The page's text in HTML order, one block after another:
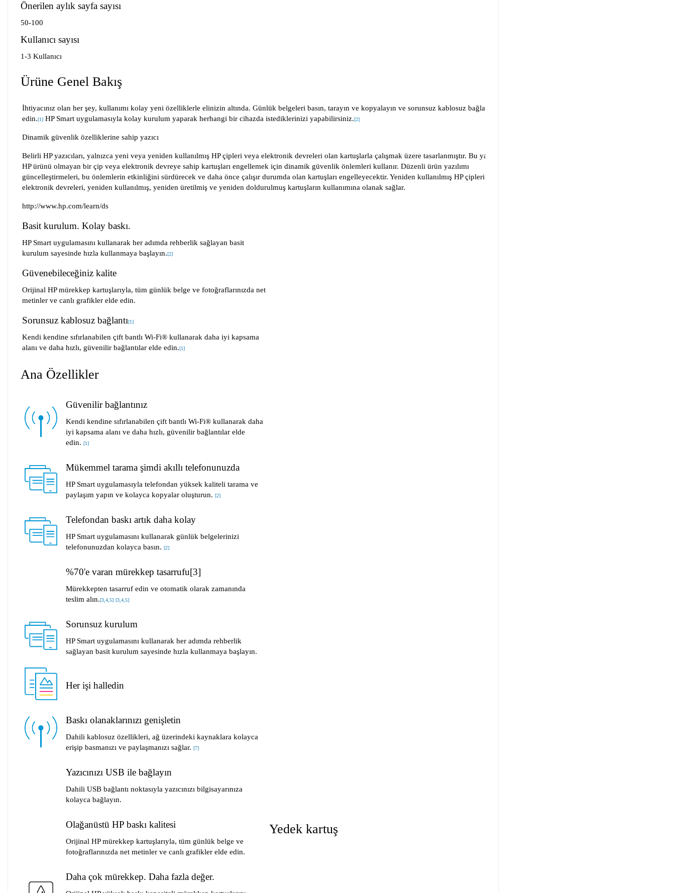
Önerilen aylık sayfa sayısı
50-100
Kullanıcı sayısı
1-3 Kullanıcı
Ürüne Genel Bakış
İhtiyacınız olan her şey, kullanımı kolay yeni özelliklerle elinizin altında. Günlük belgeleri basın, tarayın ve kopyalayın ve sorunsuz kablosuz bağlantı elde
edin.[1] HP Smart uygulamasıyla kolay kurulum yaparak herhangi bir cihazda istediklerinizi yapabilirsiniz.[2]
Dinamik güvenlik özelliklerine sahip yazıcı
Belirli HP yazıcıları, yalnızca yeni veya yeniden kullanılmış HP çipleri veya elektronik devreleri olan kartuşlarla çalışmak üzere tasarlanmıştır. Bu yazıcılar,
HP ürünü olmayan bir çip veya elektronik devreye sahip kartuşları engellemek için dinamik güvenlik önlemleri kullanır. Düzenli ürün yazılımı
güncelleştirmeleri, bu önlemlerin etkinliğini sürdürecek ve daha önce çalışır durumda olan kartuşları engelleyecektir. Yeniden kullanılmış HP çipleri ve
elektronik devreleri, yeniden kullanılmış, yeniden üretilmiş ve yeniden doldurulmuş kartuşların kullanımına olanak sağlar.
http://www.hp.com/learn/ds
Basit kurulum. Kolay baskı.
HP Smart uygulamasını kullanarak her adımda rehberlik sağlayan basit
kurulum sayesinde hızla kullanmaya başlayın.[2]
Güvenebileceğiniz kalite
Orijinal HP mürekkep kartuşlarıyla, tüm günlük belge ve fotoğraflarınızda net
metinler ve canlı grafikler elde edin.
Sorunsuz kablosuz bağlantı[1]
Kendi kendine sıfırlanabilen çift bantlı Wi-Fi® kullanarak daha iyi kapsama
alanı ve daha hızlı, güvenilir bağlantılar elde edin.[1]
Ana Özellikler
Güvenilir bağlantınız
Kendi kendine sıfırlanabilen çift bantlı Wi-Fi® kullanarak daha
iyi kapsama alanı ve daha hızlı, güvenilir bağlantılar elde
edin. [1]
Mükemmel tarama şimdi akıllı telefonunuzda
HP Smart uygulamasıyla telefondan yüksek kaliteli tarama ve
paylaşım yapın ve kolayca kopyalar oluşturun. [2]
Telefondan baskı artık daha kolay
HP Smart uygulamasını kullanarak günlük belgelerinizi
telefonunuzdan kolayca basın. [2]
%70'e varan mürekkep tasarrufu[3]
Mürekkepten tasarruf edin ve otomatik olarak zamanında
teslim alın.[3 4 5] [3 4 5]
Sorunsuz kurulum
HP Smart uygulamasını kullanarak her adımda rehberlik
sağlayan basit kurulum sayesinde hızla kullanmaya başlayın.
Her işi halledin
Baskı olanaklarınızı genişletin
Dahili kablosuz özellikleri, ağ üzerindeki kaynaklara kolayca
erişip basmanızı ve paylaşmanızı sağlar. [7]
Yazıcınızı USB ile bağlayın
Dahili USB bağlantı noktasıyla yazıcınızı bilgisayarınıza
kolayca bağlayın.
Olağanüstü HP baskı kalitesi
Orijinal HP mürekkep kartuşlarıyla, tüm günlük belge ve
fotoğraflarınızda net metinler ve canlı grafikler elde edin.
Daha çok mürekkep. Daha fazla değer.
Yedek kartuş